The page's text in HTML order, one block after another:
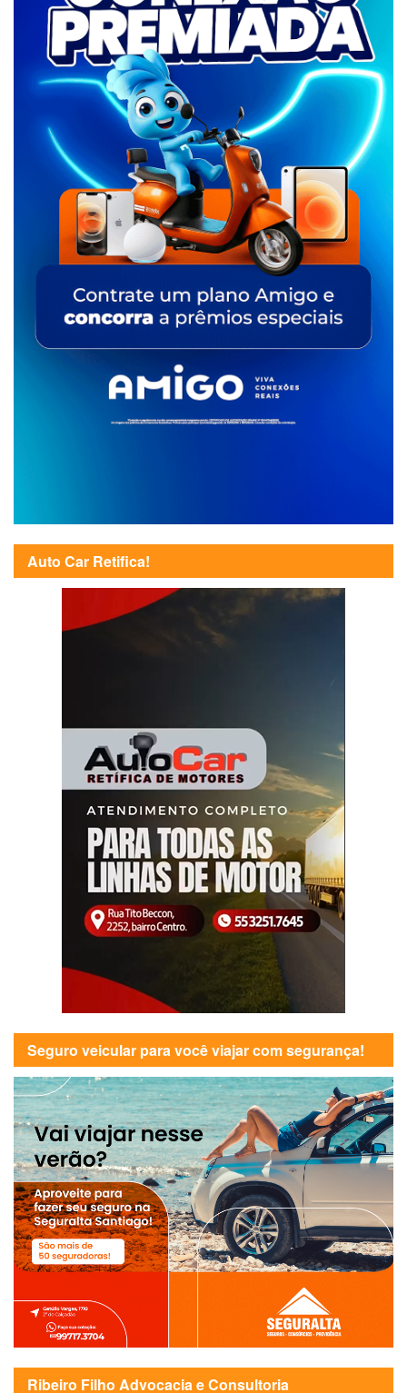
Auto Car Retifica!
Seguro veicular para você viajar com segurança!
Ribeiro Filho Advocacia e Consultoria